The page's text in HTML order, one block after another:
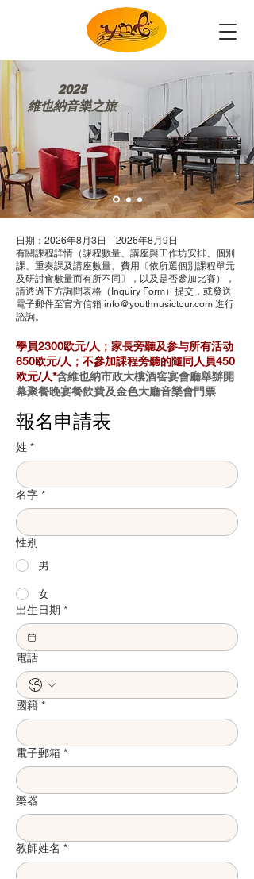
2025
維也納音樂之旅
日期：2026年8月3日－2026年8月9日
有關課程詳情（課程數量、講座與工作坊安排、個別
課、重奏課及講座數量、費用〔依所選個別課程單元
及研討會數量而有所不同〕，以及是否參加比賽），
請透過下方詢問表格（Inquiry Form）提交，或發送
電子郵件至官方信箱 info@youthnusictour.com 進行
諮詢。
學員2300欧元/人；家長旁聽及参与所有活动
650欧元/人；不參加課程旁聽的隨同人員450
欧元/人*含維也納市政大樓酒窖宴會廳舉辦開
幕聚餐晚宴餐飲費及金色大廳音樂會門票
報名申請表
姓 *
名字 *
性别
男
女
出生日期 *
電話
國籍 *
電子郵箱 *
樂器
教師姓名 *